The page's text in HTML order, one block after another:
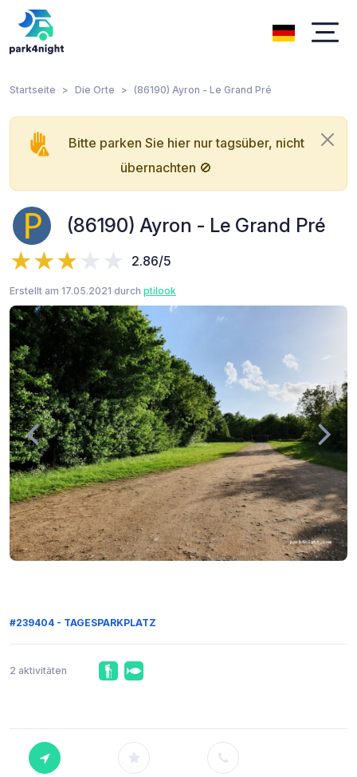
Startseite Die Orte (86190) Ayron - Le Grand Pré
Bitte parken Sie hier nur tagsüber, nicht
übernachten 🚫
(86190) Ayron - Le Grand Pré
2.86/5
Erstellt am 17.05.2021 durch ptilook
#239404 - TAGESPARKPLATZ
2 aktivitäten